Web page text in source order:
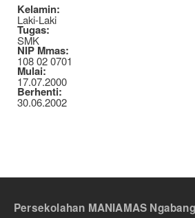
Kelamin:
Laki-Laki
Tugas:
SMK
NIP Mmas:
108 02 0701
Mulai:
17.07.2000
Berhenti:
30.06.2002
Persekolahan MANIAMAS